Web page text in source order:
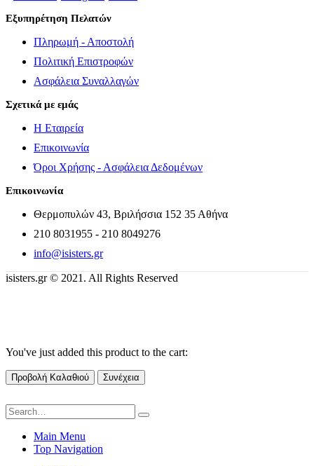
Εξυπηρέτηση Πελατών
Πληρωμή - Αποστολή
Πολιτική Επιστροφών
Ασφάλεια Συναλλαγών
Σχετικά με εμάς
Η Εταιρεία
Επικοινωνία
Όροι Χρήσης - Ασφάλεια Δεδομένων
Επικοινωνία
Θερμοπυλών 43, Βριλήσσια 152 35 Αθήνα
210 8031955 - 210 8049276
info@isisters.gr
isisters.gr © 2021. All Rights Reserved
You've just added this product to the cart:
Προβολή Καλαθιού Συνέχεια
Main Menu
Top Navigation